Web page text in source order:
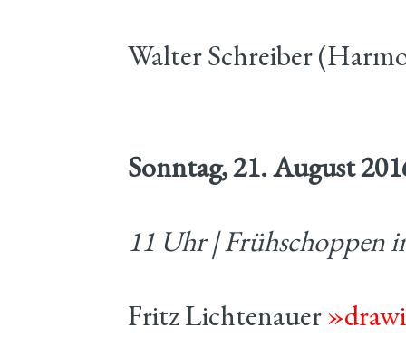
Walter Schreiber
Sonntag, 21. August
11 Uhr | Frühschoppen
Fritz Lichtenauer